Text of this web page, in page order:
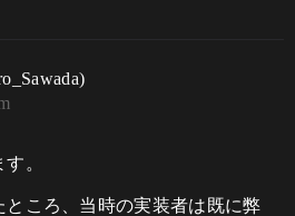
。
ころ、当時の実装者は既に弊